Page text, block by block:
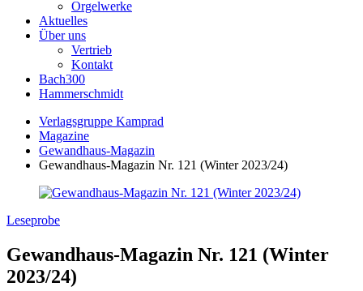
Orgelwerke
Aktuelles
Über uns
Vertrieb
Kontakt
Bach300
Hammerschmidt
Verlagsgruppe Kamprad
Magazine
Gewandhaus-Magazin
Gewandhaus-Magazin Nr. 121 (Winter 2023/24)
Leseprobe
Gewandhaus-Magazin Nr. 121 (Winter
2023/24)